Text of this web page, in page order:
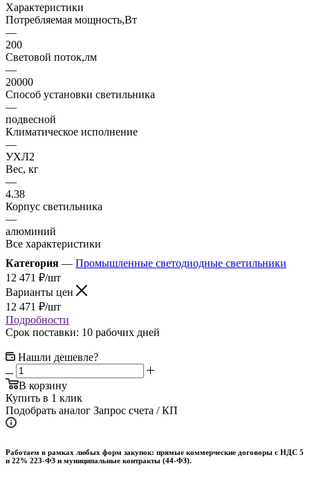
Характеристики
Потребляемая мощность,Вт
—
200
Световой поток,лм
—
20000
Способ установки светильника
—
подвесной
Климатическое исполнение
—
УХЛ2
Вес, кг
—
4.38
Корпус светильника
—
алюминий
Все характеристики
Категория — Промышленные светодиодные светильники
12 471 ₽/шт
Варианты цен
12 471 ₽/шт
Подробности
Срок поставки: 10 рабочих дней
Нашли дешевле?
В корзину
Купить в 1 клик
Подобрать аналог Запрос счета / КП
Работаем в рамках любых форм закупок: прямые коммерческие договоры с НДС 5
и 22% 223-ФЗ и муниципальные контракты (44-ФЗ).